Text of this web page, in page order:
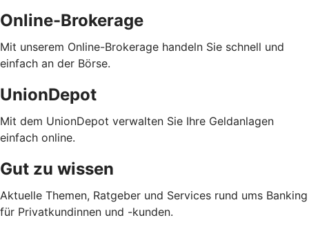
Online-Brokerage
Mit unserem Online-Brokerage handeln Sie schnell und
einfach an der Börse.
UnionDepot
Mit dem UnionDepot verwalten Sie Ihre Geldanlagen
einfach online.
Gut zu wissen
Aktuelle Themen, Ratgeber und Services rund ums Banking
für Privatkundinnen und -kunden.